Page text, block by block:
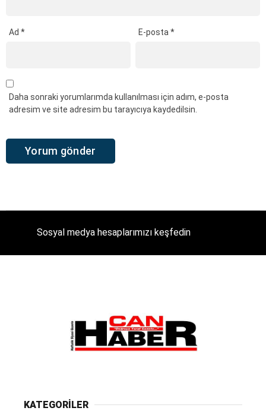
Ad * E-posta*
Daha sonraki yorumlarımda kullanılması için adım, e-posta
adresim ve site adresim bu tarayıcıya kaydedilsin.
Sosyal medya hesaplarımızı keşfedin
KATEGORİLER